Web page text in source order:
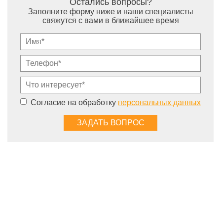
Остались вопросы?
Заполните форму ниже и наши специалисты
свяжутся с вами в ближайшее время
Согласие на обработку персональных данных